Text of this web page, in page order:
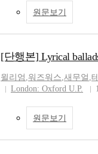
원문보기
[단행본] Lyrical
윌리엄 ,워즈워스,새무얼 ,
London: Oxford U.P.
원문보기